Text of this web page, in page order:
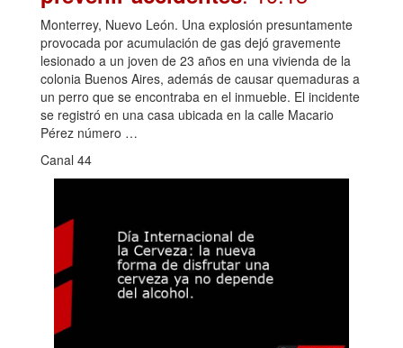
Monterrey, Nuevo León. Una explosión presuntamente
provocada por acumulación de gas dejó gravemente
lesionado a un joven de 23 años en una vivienda de la
colonia Buenos Aires, además de causar quemaduras a
un perro que se encontraba en el inmueble. El incidente
se registró en una casa ubicada en la calle Macario
Pérez número …
Canal 44